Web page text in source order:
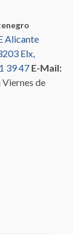
Alicante
Elx,
39 47 E-Mail:
Viernes de